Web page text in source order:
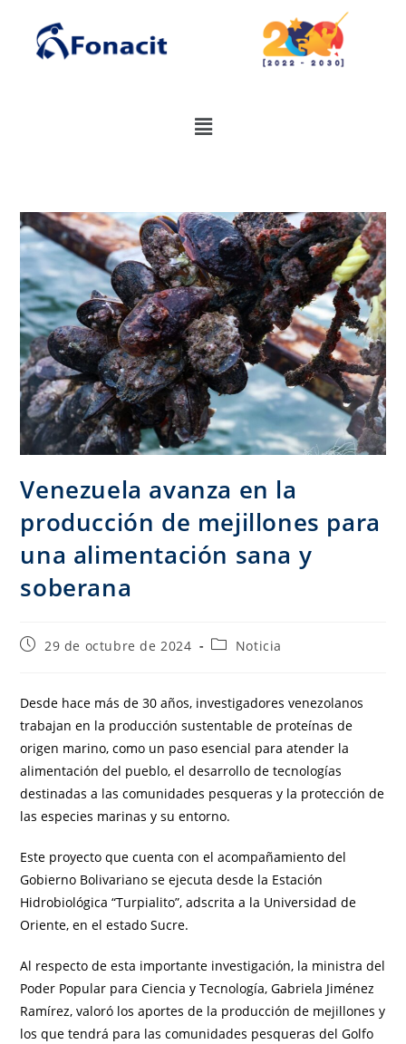
Venezuela avanza en la
producción de mejillones para
una alimentación sana y
soberana
29 de octubre de 2024 Noticia
Desde hace más de 30 años, investigadores venezolanos
trabajan en la producción sustentable de proteínas de
origen marino, como un paso esencial para atender la
alimentación del pueblo, el desarrollo de tecnologías
destinadas a las comunidades pesqueras y la protección de
las especies marinas y su entorno.
Este proyecto que cuenta con el acompañamiento del
Gobierno Bolivariano se ejecuta desde la Estación
Hidrobiológica “Turpialito”, adscrita a la Universidad de
Oriente, en el estado Sucre.
Al respecto de esta importante investigación, la ministra del
Poder Popular para Ciencia y Tecnología, Gabriela Jiménez
Ramírez, valoró los aportes de la producción de mejillones y
los que tendrá para las comunidades pesqueras del Golfo